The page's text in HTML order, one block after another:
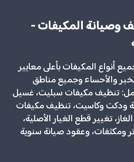
وصيانة المكيفات -
أنواع المكيفات بأعلى معايير
والأحساء وجميع مناطق
تنظيف مكيفات سبليت، غسيل
ودكت وكاسيت، تنظيف مكيفات
تغيير قطع الغيار الأصلية،
ومكثفات، وعقود صيانة سنوية